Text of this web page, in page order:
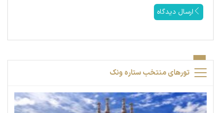
ارسال دیدگاه
تورهای منتخب ستاره ونک